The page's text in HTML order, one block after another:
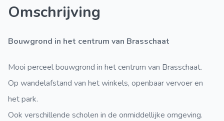
Omschrijving
Bouwgrond in het centrum van Brasschaat
Mooi perceel bouwgrond in het centrum van Brasschaat.
Op wandelafstand van het winkels, openbaar vervoer en
het park.
Ook verschillende scholen in de onmiddellijke omgeving.